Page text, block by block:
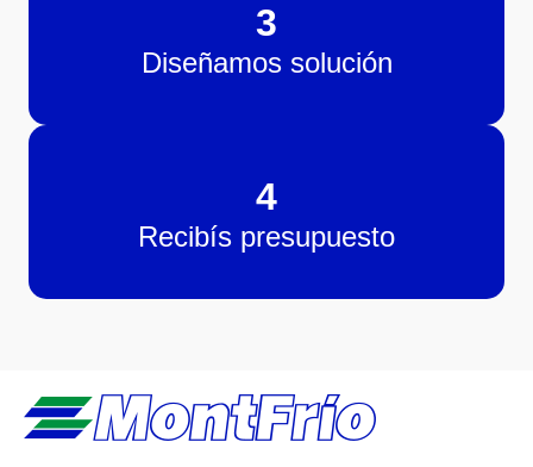
3
Diseñamos solución
4
Recibís presupuesto